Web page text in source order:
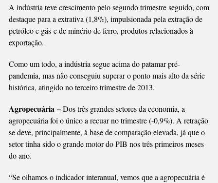
A indústria teve crescimento pelo segundo trimestre seguido, com
destaque para a extrativa (1,8%), impulsionada pela extração de
petróleo e gás e de minério de ferro, produtos relacionados à
exportação.
Como um todo, a indústria segue acima do patamar pré-
pandemia, mas não conseguiu superar o ponto mais alto da série
histórica, atingido no terceiro trimestre de 2013.
Agropecuária –Dos três grandes setores da economia, a
agropecuária foi o único a recuar no trimestre (-0,9%). A retração
se deve, principalmente, à base de comparação elevada, já que o
setor tinha sido o grande motor do PIB nos três primeiros meses
do ano.
“Se olhamos o indicador interanual, vemos que a agropecuária é